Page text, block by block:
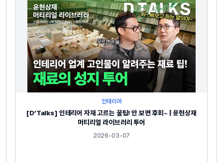
인테리어
[D’Talks] 인테리어 자재 고르는 꿀팁! 안 보면 후회~ | 윤현상재
머티리얼 라이브러리 투어
2026-03-07